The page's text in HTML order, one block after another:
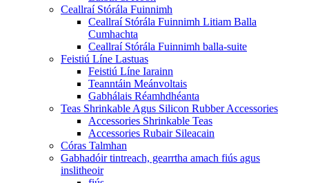
Ceallraí Stórála Fuinnimh
Ceallraí Stórála Fuinnimh Litiam Balla
Cumhachta
Ceallraí Stórála Fuinnimh balla-suite
Feistiú Líne Lastuas
Feistiú Líne Iarainn
Teanntáin Meánvoltais
Gabhálais Réamhdhéanta
Teas Shrinkable Agus Silicon Rubber Accessories
Accessories Shrinkable Teas
Accessories Rubair Sileacain
Córas Talmhan
Gabhadóir tintreach, gearrtha amach fiús agus
inslitheoir